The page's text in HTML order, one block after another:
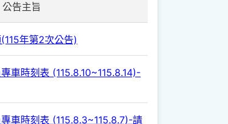
公告主旨
年第2次公告)
車時刻表 (115.8.10~115.8.14)-
車時刻表 (115.8.3~115.8.7)-請